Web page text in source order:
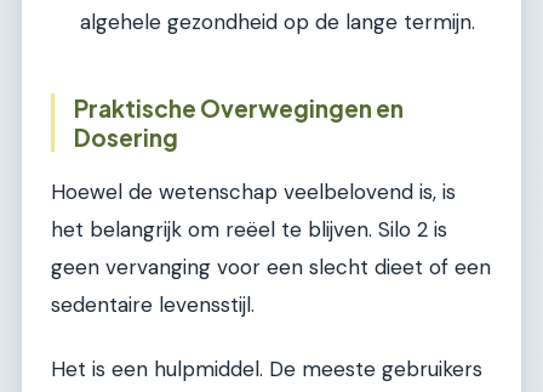
algehele gezondheid op de lange termijn.
Praktische Overwegingen en
Dosering
Hoewel de wetenschap veelbelovend is, is
het belangrijk om reëel te blijven. Silo 2 is
geen vervanging voor een slecht dieet of een
sedentaire levensstijl.
Het is een hulpmiddel. De meeste gebruikers